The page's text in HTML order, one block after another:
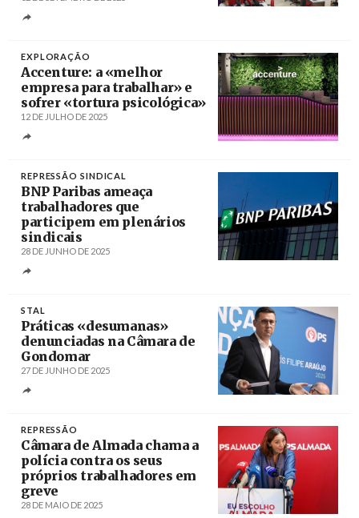
EXPLORAÇÃO
Accenture: a «melhor
empresa para trabalhar» e
sofrer «tortura psicológica»
12 DE JULHO DE 2025
REPRESSÃO SINDICAL
BNP Paribas ameaça
trabalhadores que
participem em plenários
sindicais
28 DE JUNHO DE 2025
STAL
Práticas «desumanas»
denunciadas na Câmara de
Gondomar
27 DE JUNHO DE 2025
REPRESSÃO
Câmara de Almada chama a
polícia contra os seus
próprios trabalhadores em
greve
28 DE MAIO DE 2025